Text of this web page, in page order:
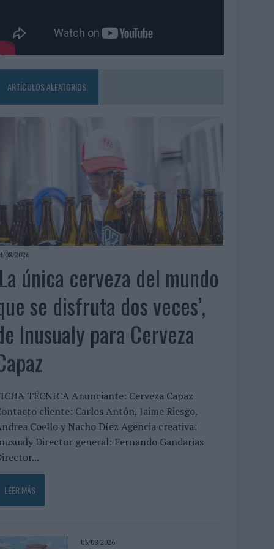
ARTÍCULOS ALEATORIOS
08/2026
única cerveza del mundo
se disfruta dos veces’,
Inusualy para Cerveza
TÉCNICA Anunciante: Cerveza Capaz
cliente: Carlos Antón, Jaime Riesgo,
Coello y Nacho Díez Agencia creativa:
Director general: Fernando Gandarias
LEER MÁS
03/08/2026